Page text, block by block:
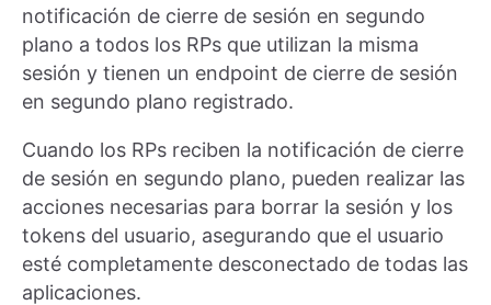
notificación de cierre de sesión en segundo
plano a todos los RPs que utilizan la misma
sesión y tienen un endpoint de cierre de sesión
en segundo plano registrado.
Cuando los RPs reciben la notificación de cierre
de sesión en segundo plano, pueden realizar las
acciones necesarias para borrar la sesión y los
tokens del usuario, asegurando que el usuario
esté completamente desconectado de todas las
aplicaciones.